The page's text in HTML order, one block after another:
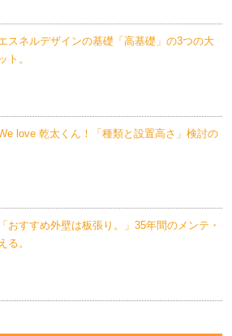
スネルデザインの基礎「高基礎」の3つの大
ト。
love 乾太くん！「種類と設置高さ」検討の
おすすめ外壁は板張り。」35年間のメンテ・
る。